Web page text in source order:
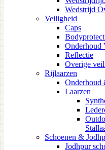
Wedstrijd
Veiligheid
Caps
Onderhoud
Reflectie
Overige
Rijlaarzen
Onderhoud
Laarzen
Schoenen &
Jodhpur